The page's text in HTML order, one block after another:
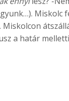
Miskolc
a határ